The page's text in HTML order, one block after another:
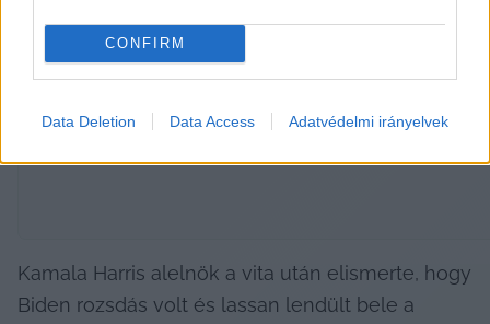
CONFIRM
Data Deletion Data Access Adatvédelmi irányelvek
Kamala Harris alelnök a vita után elismerte, hogy
Biden rozsdás volt és lassan lendült bele a